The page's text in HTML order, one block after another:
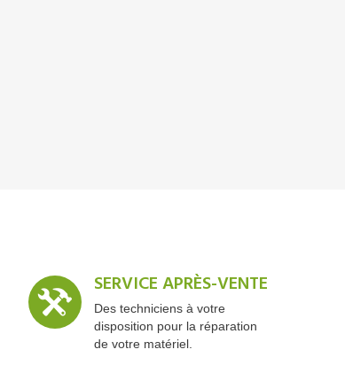
SERVICE APRÈS-VENTE
Des techniciens à votre
disposition pour la réparation
de votre matériel.